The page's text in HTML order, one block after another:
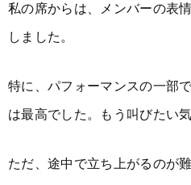
私の席からは、メンバーの表
しました。
特に、パフォーマンスの一部
は最高でした。もう叫びたい
ただ、途中で立ち上がるのが